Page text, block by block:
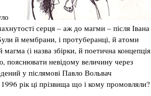
серця – аж до магми – після Івана
й мембрани, і протуберанці, й атоми
(і назва збірки, й поетична концепція
невідому величину через
у післямові Павло Вольвач
рік ці прізвища що і кому промовляли?